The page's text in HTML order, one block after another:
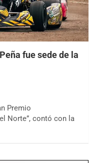
fue sede de la
Premio
Norte”, contó con la